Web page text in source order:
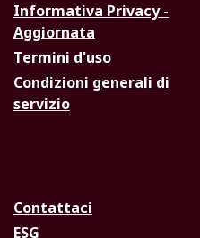
Informativa Privacy -
Aggiornata
Termini d'uso
Condizioni generali di
servizio
Contattaci
ESG